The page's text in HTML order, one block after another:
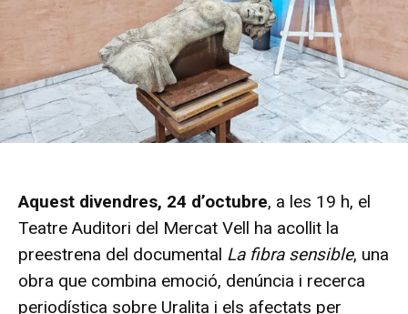
Aquest divendres, 24 d’octubre, a les 19 h, el
Teatre Auditori del Mercat Vell ha acollit la
preestrena del documental La fibra sensible, una
obra que combina emoció, denúncia i recerca
periodística sobre Uralita i els afectats per